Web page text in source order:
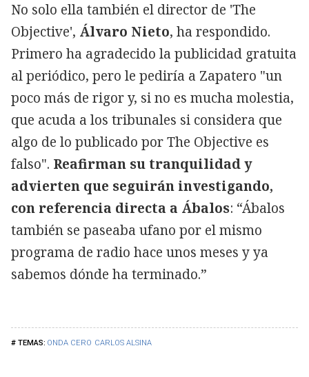
ONDA CERO CARLOS ALSINA
No solo ella también el director de 'The
Objective', Álvaro Nieto, ha respondido.
Primero ha agradecido la publicidad gratuita
al periódico, pero le pediría a Zapatero "un
poco más de rigor y, si no es mucha molestia,
que acuda a los tribunales si considera que
algo de lo publicado por The Objective es
falso". Reafirman su tranquilidad y
advierten que seguirán investigando,
con referencia directa a Ábalos: “Ábalos
también se paseaba ufano por el mismo
programa de radio hace unos meses y ya
sabemos dónde ha terminado.”